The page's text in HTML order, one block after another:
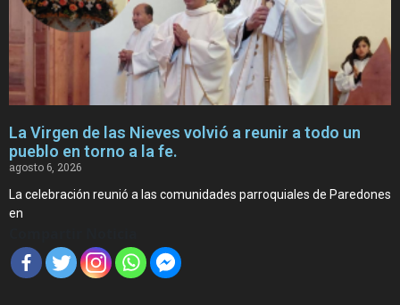
La Virgen de las Nieves volvió a reunir a todo un
pueblo en torno a la fe.
agosto 6, 2026
La celebración reunió a las comunidades parroquiales de Paredones
en